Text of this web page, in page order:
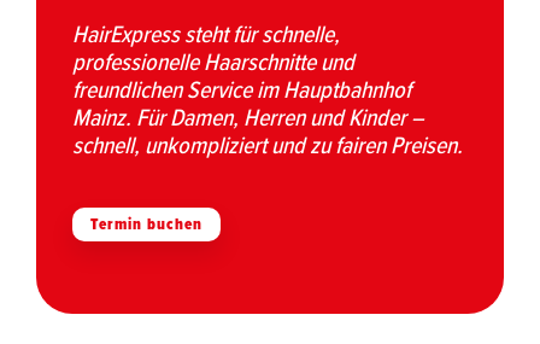
HairExpress steht für schnelle,
professionelle Haarschnitte und
freundlichen Service im Hauptbahnhof
Mainz. Für Damen, Herren und Kinder –
schnell, unkompliziert und zu fairen Preisen.
Termin buchen